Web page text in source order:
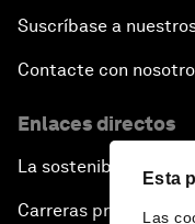
Esta
Las
Suscríbase a
Contacte con
Enlaces directos
La sostenibilidad en el
Carreras